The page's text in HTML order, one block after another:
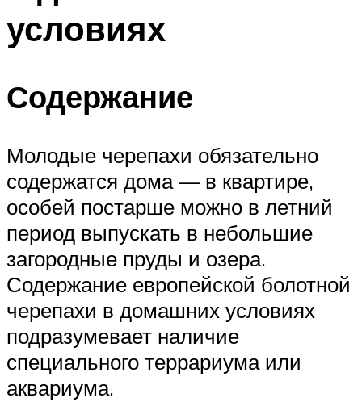
условиях
Содержание
Молодые черепахи обязательно
содержатся дома — в квартире,
особей постарше можно в летний
период выпускать в небольшие
загородные пруды и озера.
Содержание европейской болотной
черепахи в домашних условиях
подразумевает наличие
специального террариума или
аквариума.